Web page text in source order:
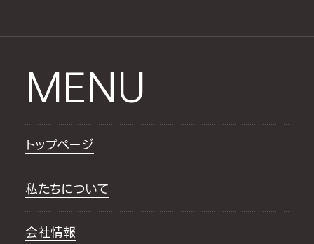
MENU
トップページ
私たちについて
会社情報